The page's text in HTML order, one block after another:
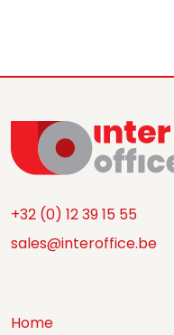
+32 (0) 12 39 15 55
sales@interoffice.be
Home